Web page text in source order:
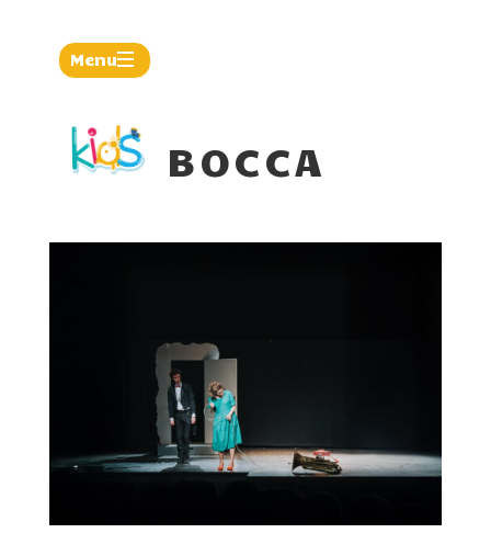
Menu
Actus
Kid'le
Nous
contacter
BOCCA